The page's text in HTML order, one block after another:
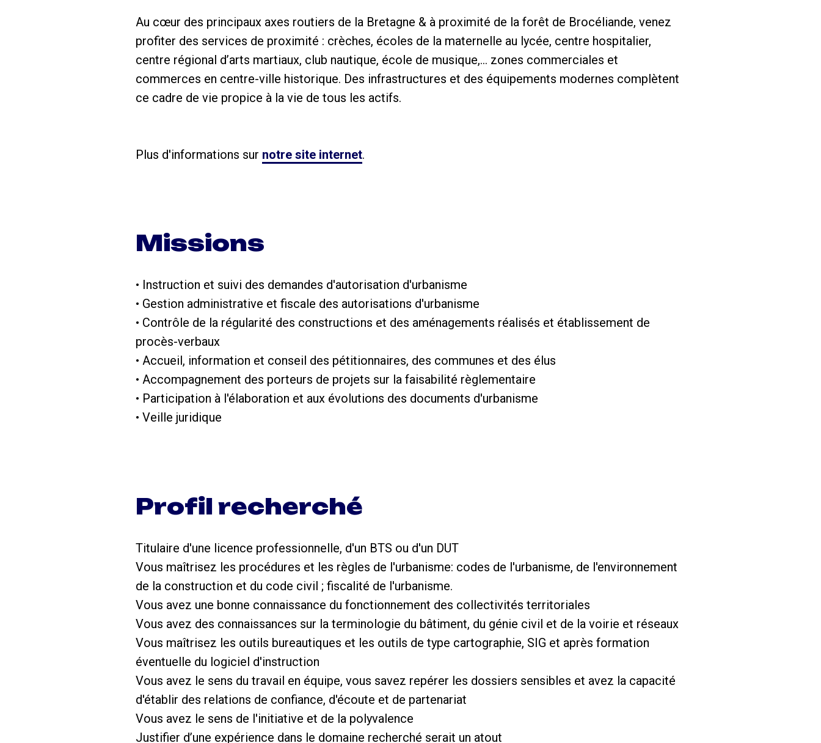
Au cœur des principaux axes routiers de la Bretagne & à proximité de la forêt de Brocéliande, venez
profiter des services de proximité : crèches, écoles de la maternelle au lycée, centre hospitalier,
centre régional d’arts martiaux, club nautique, école de musique,... zones commerciales et
commerces en centre-ville historique. Des infrastructures et des équipements modernes complètent
ce cadre de vie propice à la vie de tous les actifs.
Plus d'informations sur notre site internet.
Missions
• Instruction et suivi des demandes d'autorisation d'urbanisme
• Gestion administrative et fiscale des autorisations d'urbanisme
• Contrôle de la régularité des constructions et des aménagements réalisés et établissement de
procès-verbaux
• Accueil, information et conseil des pétitionnaires, des communes et des élus
• Accompagnement des porteurs de projets sur la faisabilité règlementaire
• Participation à l'élaboration et aux évolutions des documents d'urbanisme
• Veille juridique
Profil recherché
Titulaire d'une licence professionnelle, d'un BTS ou d'un DUT
Vous maîtrisez les procédures et les règles de l'urbanisme: codes de l'urbanisme, de l'environnement
de la construction et du code civil ; fiscalité de l'urbanisme.
Vous avez une bonne connaissance du fonctionnement des collectivités territoriales
Vous avez des connaissances sur la terminologie du bâtiment, du génie civil et de la voirie et réseaux
Vous maîtrisez les outils bureautiques et les outils de type cartographie, SIG et après formation
éventuelle du logiciel d'instruction
Vous avez le sens du travail en équipe, vous savez repérer les dossiers sensibles et avez la capacité
d'établir des relations de confiance, d'écoute et de partenariat
Vous avez le sens de l'initiative et de la polyvalence
Justifier d’une expérience dans le domaine recherché serait un atout